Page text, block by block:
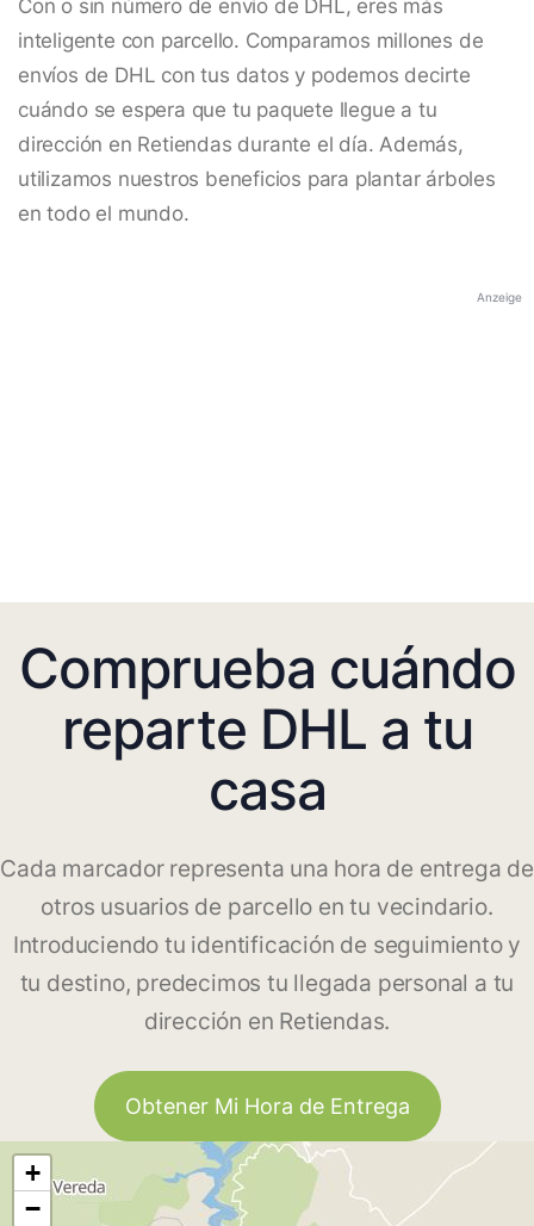
Con o sin número de envío de DHL, eres más
inteligente con parcello. Comparamos millones de
envíos de DHL con tus datos y podemos decirte
cuándo se espera que tu paquete llegue a tu
dirección en Retiendas durante el día. Además,
utilizamos nuestros beneficios para plantar árboles
en todo el mundo.
Anzeige
Comprueba cuándo
reparte DHL a tu
casa
Cada marcador representa una hora de entrega de
otros usuarios de parcello en tu vecindario.
Introduciendo tu identificación de seguimiento y
tu destino, predecimos tu llegada personal a tu
dirección en Retiendas.
Obtener Mi Hora de Entrega
+
−